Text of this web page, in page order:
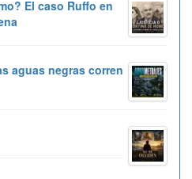
El caso Ruffo en
aguas negras corren